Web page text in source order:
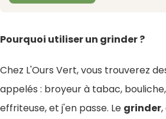
Pourquoi utiliser un grinder ?
Chez L'Ours Vert, vous trouverez
appelés : broyeur à tabac,
effriteuse, et j'en passe. Le grinder